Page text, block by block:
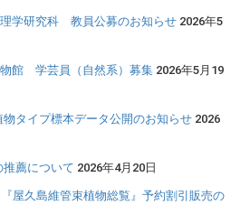
学研究科 教員公募のお知らせ 2026年5
館 学芸員（自然系）募集 2026年5月19
物タイプ標本データ公開のお知らせ 2026
推薦について 2026年4月20日
屋久島維管束植物総覧』予約割引販売の